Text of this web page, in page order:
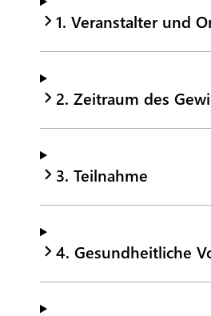
1. Veranstalter und
2. Zeitraum des
3. Teilnahme
4. Gesundheitliche